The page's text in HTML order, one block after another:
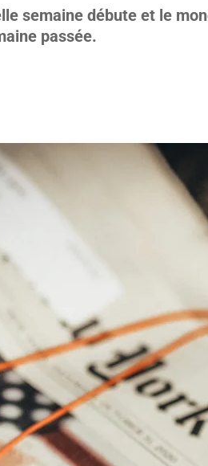
semaine débute et le
passée.